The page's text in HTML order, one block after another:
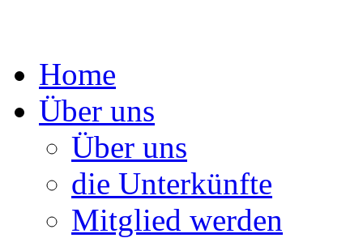
Springe
zum
Home
Über uns
Über uns
die Unterkünfte
Mitglied werden